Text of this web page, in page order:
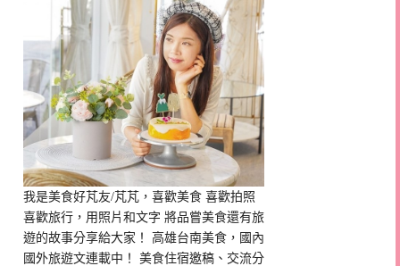
我是美食好芃友/芃芃，喜歡美食 喜歡拍照
喜歡旅行，用照片和文字 將品嘗美食還有旅
遊的故事分享給大家！ 高雄台南美食，國內
國外旅遊文連載中！ 美食住宿邀稿、交流分